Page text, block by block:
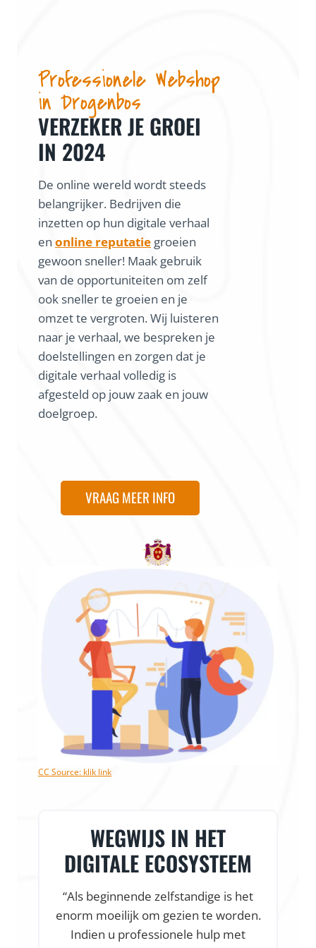
Professionele Webshop
in Drogenbos
VERZEKER JE GROEI
IN 2024
De online wereld wordt steeds
belangrijker. Bedrijven die
inzetten op hun digitale verhaal
en online reputatie groeien
gewoon sneller! Maak gebruik
van de opportuniteiten om zelf
ook sneller te groeien en je
omzet te vergroten. Wij luisteren
naar je verhaal, we bespreken je
doelstellingen en zorgen dat je
digitale verhaal volledig is
afgesteld op jouw zaak en jouw
doelgroep.
VRAAG MEER INFO
CC Source: klik link
WEGWIJS IN HET
DIGITALE ECOSYSTEEM
“Als beginnende zelfstandige is het
enorm moeilijk om gezien te worden.
Indien u professionele hulp met